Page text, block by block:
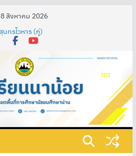
8 สิงหาคม 2026
ทรโวหาร (ภู่)
Art Lab” ห้องเรียนศิลป์สร้างสรรค์ : น่าน
นนิสต์ ผ่านกระบวนการจัดการเรียนรู้
เพื่อพัฒนาความรู้ความเข้าใจในศิลปะ
กับศิลปะสากลของนักเรียนชั้น
รียนรู้ปฏิสัมพันธ์ เรื่อง วงจรไฟฟ้าอย่าง
รม ClassPoint ร่วมกับห้องเรียนออนไลน์
งจรไฟฟ้า รายวิชาการออกแบบและ
ศึกษาปีที่ 1 โรงเรียนนาน้อย
ยแห่งชาติและสัปดาห์ห้องสมุด ประจำปี
แต่งตั้งคณะกรรมการดําเนินงานเตรียม